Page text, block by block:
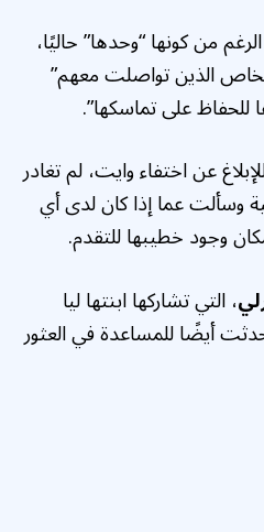
من كونها “وحدها” حاليًا،
الذين تواصلت معهم”
على تماسكها”.
عن اختفاء وايت، لم تغادر
وسألت عما إذا كان لدى أي
وجود خطيبها للتقدم.
، التي تشاركها ابنتها ليا
15 عامًا، تحدثت أيضًا للمساعدة في العثور